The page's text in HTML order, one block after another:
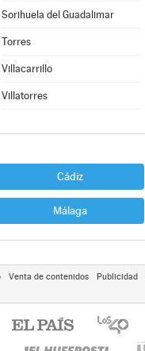
Sorihuela del Guadalimar
Torres
Villacarrillo
Villatorres
Cádiz
Málaga
Venta de contenidos Publicidad